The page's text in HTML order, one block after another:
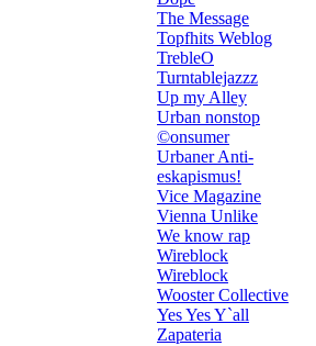
The Message
Topfhits Weblog
TrebleO
Turntablejazzz
Up my Alley
Urban nonstop
©onsumer
Urbaner Anti-
eskapismus!
Vice Magazine
Vienna Unlike
We know rap
Wireblock
Wireblock
Wooster Collective
Yes Yes Y`all
Zapateria